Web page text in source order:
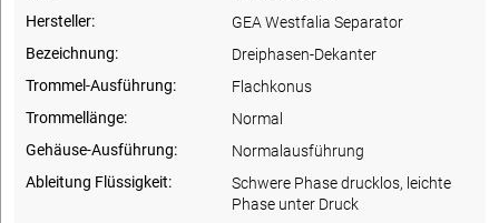
Hersteller:
GEA Westfalia Separator
Bezeichnung:
Dreiphasen-Dekanter
Trommel-Ausführung:
Flachkonus
Trommellänge:
Normal
Gehäuse-Ausführung:
Normalausführung
Ableitung Flüssigkeit:
Schwere Phase drucklos, leichte
Phase unter Druck